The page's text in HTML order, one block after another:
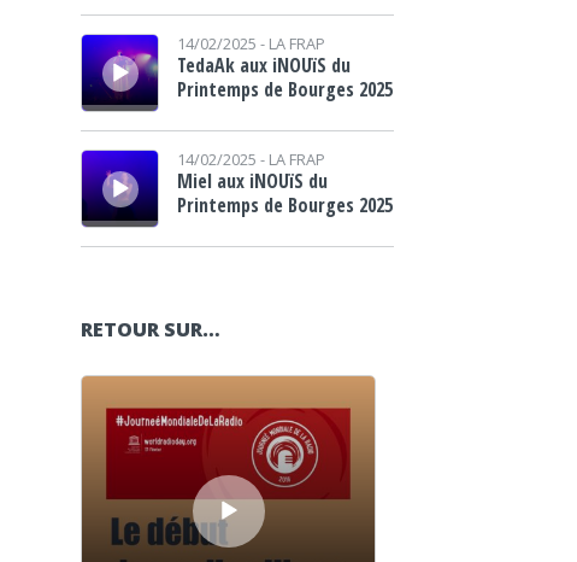
Lecteur audio
14/02/2025 - LA FRAP
TedaAk aux iNOUïS du
Printemps de Bourges 2025
Lecteur audio 14/02/2025 - LA FRAP
Miel aux iNOUïS du
Printemps de Bourges 2025
RETOUR SUR…
Lecteur audio